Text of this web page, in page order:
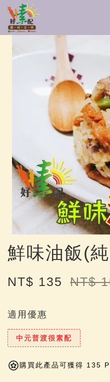
鮮味油飯(
NT$ 135 NT$
適用優惠
中元普渡很素配
購買此產品可獲得 135